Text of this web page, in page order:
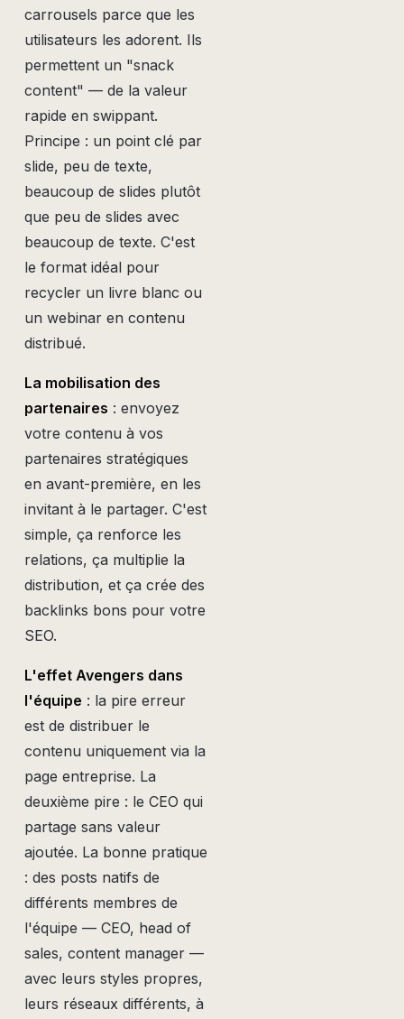
carrousels parce que les
utilisateurs les adorent. Ils
permettent un "snack
content" — de la valeur
rapide en swippant.
Principe : un point clé par
slide, peu de texte,
beaucoup de slides plutôt
que peu de slides avec
beaucoup de texte. C'est
le format idéal pour
recycler un livre blanc ou
un webinar en contenu
distribué.
La mobilisation des
partenaires : envoyez
votre contenu à vos
partenaires stratégiques
en avant-première, en les
invitant à le partager. C'est
simple, ça renforce les
relations, ça multiplie la
distribution, et ça crée des
backlinks bons pour votre
SEO.
L'effet Avengers dans
l'équipe : la pire erreur
est de distribuer le
contenu uniquement via la
page entreprise. La
deuxième pire : le CEO qui
partage sans valeur
ajoutée. La bonne pratique
: des posts natifs de
différents membres de
l'équipe — CEO, head of
sales, content manager —
avec leurs styles propres,
leurs réseaux différents, à